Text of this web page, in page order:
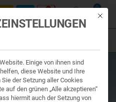
0
/ BLUTZUCKER TRIKOMPLEX
Mit
Einige von ihnen sind
diese Website und Ihre
der Setzung aller Cookies
auf den grünen „Alle akzeptieren“
hiermit auch der Setzung von